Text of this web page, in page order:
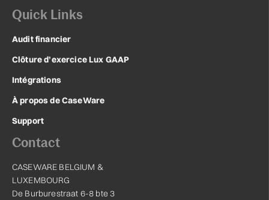
Quick Links
Audit financier
Clôture d’exercice Lux GAAP
Intégrations
À propos de CaseWare
Support
Contact
CASEWARE BELGIUM &
LUXEMBOURG
De Burburestraat 6-8 bte 3